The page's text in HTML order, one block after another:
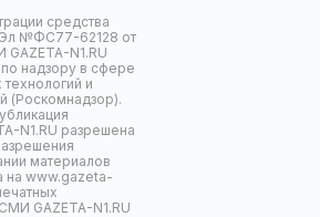
средства
№ФС77-62128 от
N1.RU
надзору в сфере
и
(Роскомнадзор).
N1.RU разрешена
материалов
на www.gazeta-
GAZETA-N1.RU